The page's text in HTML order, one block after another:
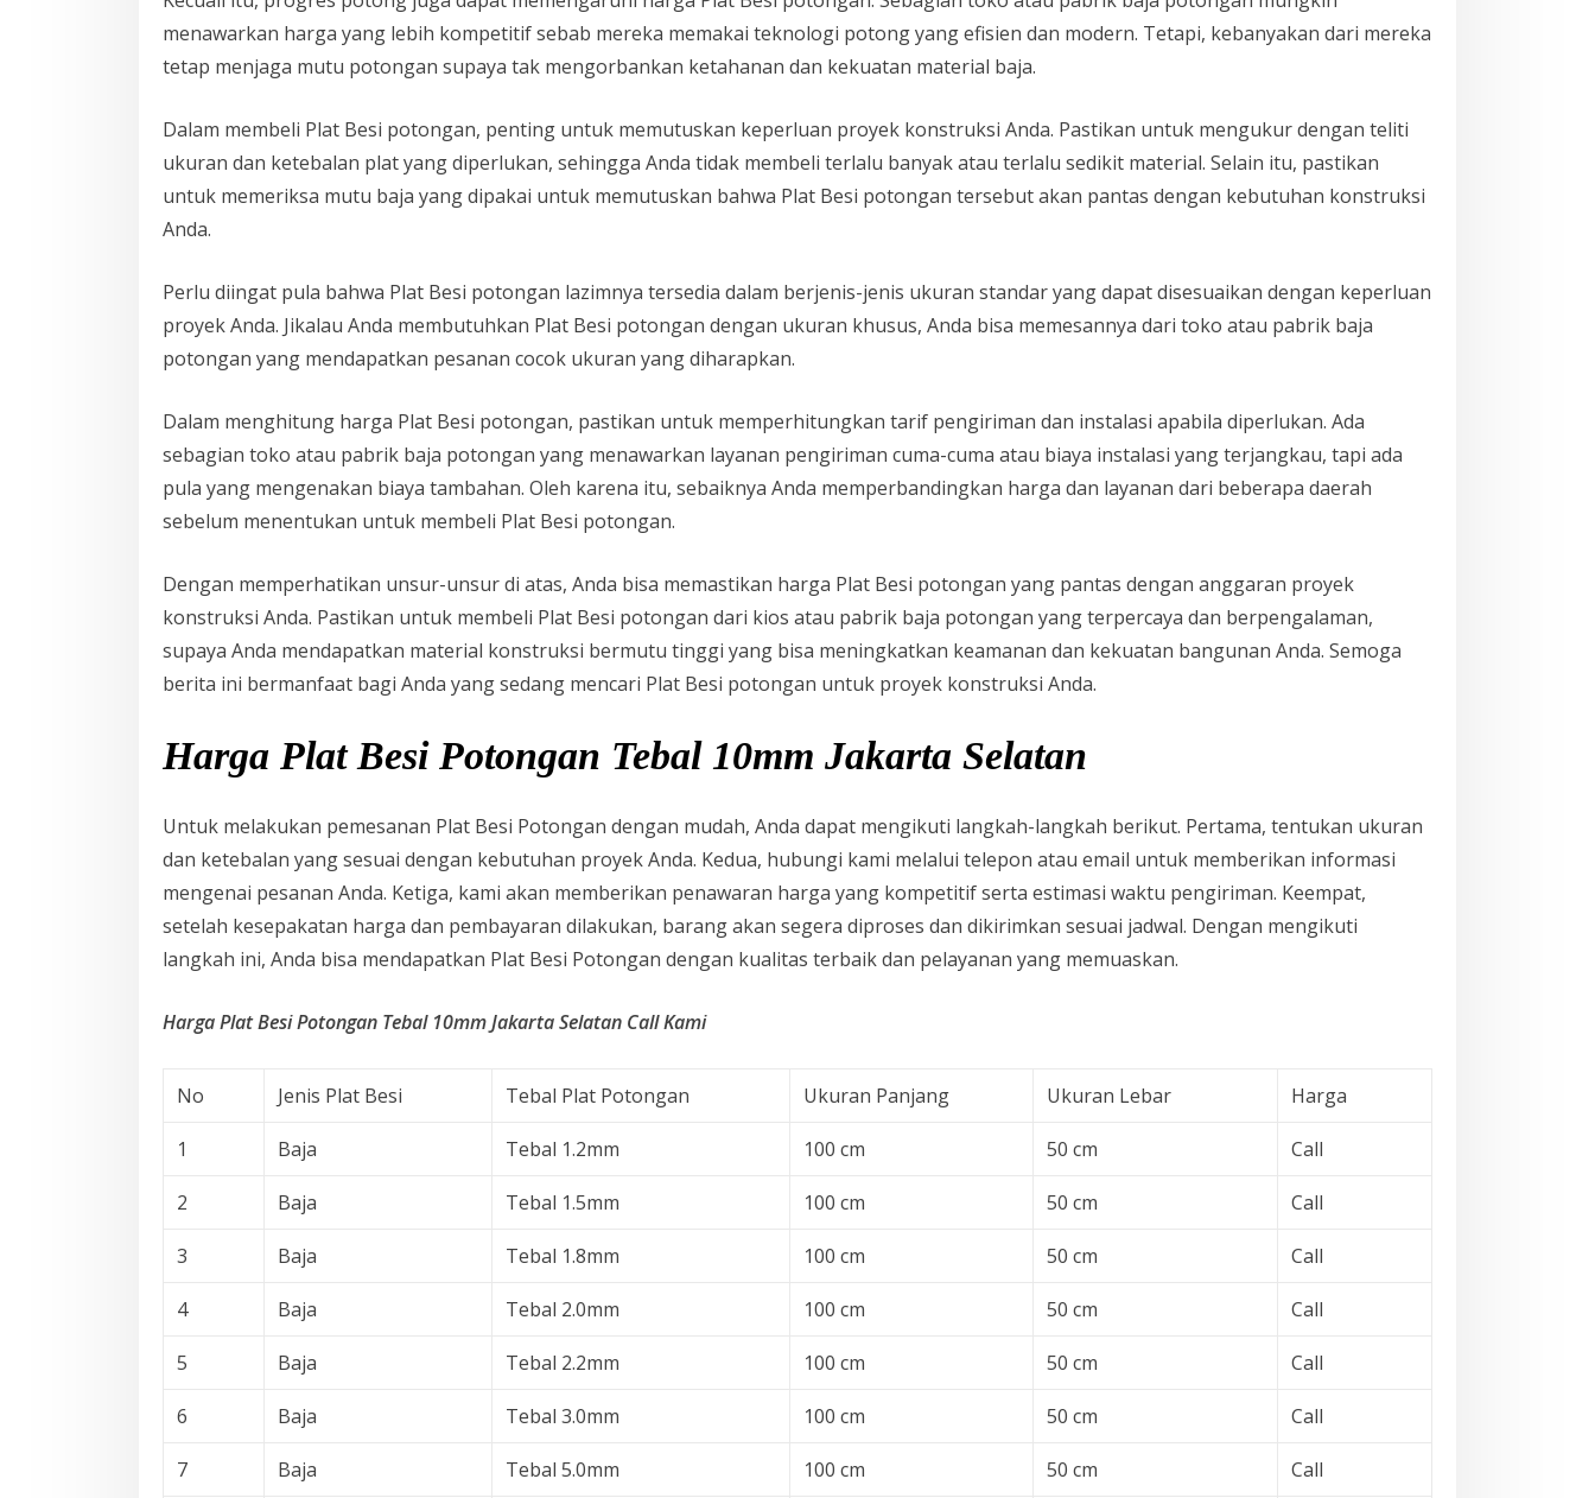
menawarkan harga yang lebih kompetitif sebab mereka memakai teknologi potong yang efisien dan modern. Tetapi, kebanyakan dari mereka
tetap menjaga mutu potongan supaya tak mengorbankan ketahanan dan kekuatan material baja.
Dalam membeli Plat Besi potongan, penting untuk memutuskan keperluan proyek konstruksi Anda. Pastikan untuk mengukur dengan teliti
ukuran dan ketebalan plat yang diperlukan, sehingga Anda tidak membeli terlalu banyak atau terlalu sedikit material. Selain itu, pastikan
untuk memeriksa mutu baja yang dipakai untuk memutuskan bahwa Plat Besi potongan tersebut akan pantas dengan kebutuhan konstruksi
Anda.
Perlu diingat pula bahwa Plat Besi potongan lazimnya tersedia dalam berjenis-jenis ukuran standar yang dapat disesuaikan dengan keperluan
proyek Anda. Jikalau Anda membutuhkan Plat Besi potongan dengan ukuran khusus, Anda bisa memesannya dari toko atau pabrik baja
potongan yang mendapatkan pesanan cocok ukuran yang diharapkan.
Dalam menghitung harga Plat Besi potongan, pastikan untuk memperhitungkan tarif pengiriman dan instalasi apabila diperlukan. Ada
sebagian toko atau pabrik baja potongan yang menawarkan layanan pengiriman cuma-cuma atau biaya instalasi yang terjangkau, tapi ada
pula yang mengenakan biaya tambahan. Oleh karena itu, sebaiknya Anda memperbandingkan harga dan layanan dari beberapa daerah
sebelum menentukan untuk membeli Plat Besi potongan.
Dengan memperhatikan unsur-unsur di atas, Anda bisa memastikan harga Plat Besi potongan yang pantas dengan anggaran proyek
konstruksi Anda. Pastikan untuk membeli Plat Besi potongan dari kios atau pabrik baja potongan yang terpercaya dan berpengalaman,
supaya Anda mendapatkan material konstruksi bermutu tinggi yang bisa meningkatkan keamanan dan kekuatan bangunan Anda. Semoga
berita ini bermanfaat bagi Anda yang sedang mencari Plat Besi potongan untuk proyek konstruksi Anda.
Harga Plat Besi Potongan Tebal 10mm Jakarta Selatan
Untuk melakukan pemesanan Plat Besi Potongan dengan mudah, Anda dapat mengikuti langkah-langkah berikut. Pertama, tentukan ukuran
dan ketebalan yang sesuai dengan kebutuhan proyek Anda. Kedua, hubungi kami melalui telepon atau email untuk memberikan informasi
mengenai pesanan Anda. Ketiga, kami akan memberikan penawaran harga yang kompetitif serta estimasi waktu pengiriman. Keempat,
setelah kesepakatan harga dan pembayaran dilakukan, barang akan segera diproses dan dikirimkan sesuai jadwal. Dengan mengikuti
langkah ini, Anda bisa mendapatkan Plat Besi Potongan dengan kualitas terbaik dan pelayanan yang memuaskan.
Harga Plat Besi Potongan Tebal 10mm Jakarta Selatan Call Kami
No Jenis Plat Besi Tebal Plat Potongan Ukuran Panjang Ukuran Lebar Harga
1 Baja Tebal 1.2mm 100 cm 50 cm Call
2 Baja Tebal 1.5mm 100 cm 50 cm Call
3 Baja Tebal 1.8mm 100 cm 50 cm Call
4 Baja Tebal 2.0mm 100 cm 50 cm Call
5 Baja Tebal 2.2mm 100 cm 50 cm Call
6 Baja Tebal 3.0mm 100 cm 50 cm Call
7 Baja Tebal 5.0mm 100 cm 50 cm Call